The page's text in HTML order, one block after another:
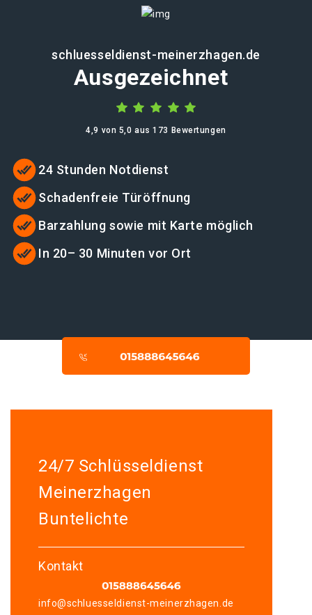
schluesseldienst-meinerzhagen.de
Ausgezeichnet
4,9 von 5,0 aus 173 Bewertungen
24 Stunden Notdienst
Schadenfreie Türöffnung
Barzahlung sowie mit Karte möglich
In 20– 30 Minuten vor Ort
24/7 Schlüsseldienst
Meinerzhagen
Buntelichte
Kontakt
info@schluesseldienst-meinerzhagen.de